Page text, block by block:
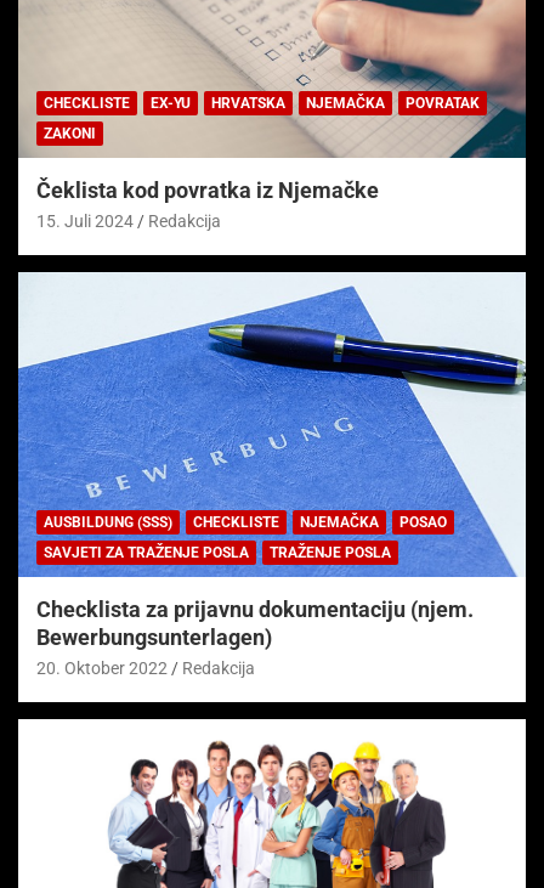
CHECKLISTE EX-YU HRVATSKA NJEMAČKA
POVRATAK
ZAKONI
Čeklista kod povratka iz Njemačke
15. Juli 2024 Redakcija
AUSBILDUNG (SSS) CHECKLISTE NJEMAČKA
POSAO
SAVJETI ZA TRAŽENJE POSLA
TRAŽENJE POSLA
Checklista za prijavnu dokumentaciju (njem.
Bewerbungsunterlagen)
20. Oktober 2022 Redakcija